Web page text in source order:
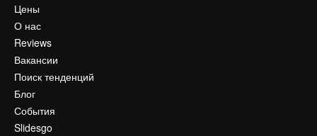
Цены
О нас
Reviews
Вакансии
Поиск тенденций
Блог
События
Slidesgo